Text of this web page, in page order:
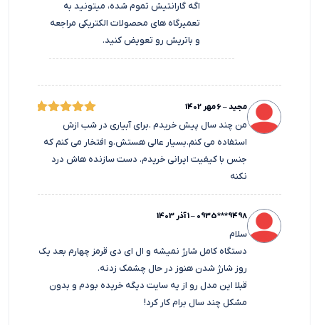
اگه گارانتیش تموم شده، میتونید به
تعمیرگاه های محصولات الکتریکی مراجعه
و باتریش رو تعویض کنید.
امتیاز
از 5
مجید–6 مهر 1402
من چند سال پیش خریدم .برای آبیاری در شب ازش
استفاده می کنم.بسیار عالی هستش.و افتخار می کنم که
جنس با کیفیت ایرانی خریدم. دست سازنده هاش درد
نکنه
0935***9498
–1 آذر 1403
سلام
دستگاه کامل شارژ نمیشه و ال ای دی قرمز چهارم بعد یک
روز شارژ شدن هنوز در حال چشمک زدنه.
قبلا این مدل رو از یه سایت دیگه خریده بودم و بدون
مشکل چند سال برام کار کرد!